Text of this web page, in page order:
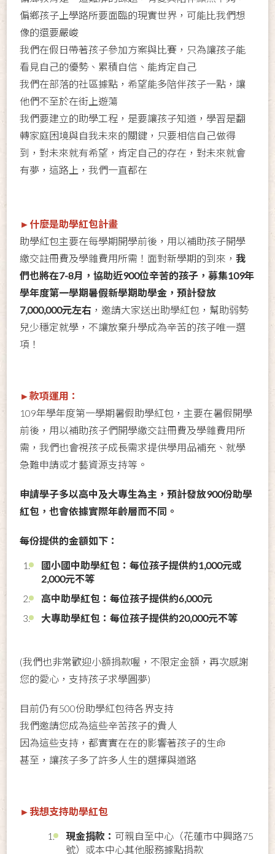
偏鄉孩子上學路所要面臨的現實世界，可能比我們想
像的還要嚴峻
我們在假日帶著孩子參加方案與比賽，只為讓孩子能
看見自己的優勢、累積自信、能肯定自己
我們在部落的社區據點，希望能多陪伴孩子一點，讓
他們不至於在街上遊蕩
我們要建立的助學工程，是要讓孩子知道，學習是翻
轉家庭困境與自我未來的關鍵，只要相信自己做得
到，對未來就有希望，肯定自己的存在，對未來就會
有夢，這路上，我們一直都在
►什麼是助學紅包計畫
助學紅包主要在每學期開學前後，用以補助孩子開學
繳交註冊費及學雜費用所需！面對新學期的到來，我
們也將在7-8月，協助近900位辛苦的孩子，募集109年
學年度第一學期暑假新學期助學金，預計發放
7,000,000元左右 ，邀請大家送出助學紅包，幫助弱勢
兒少穩定就學，不讓放棄升學成為辛苦的孩子唯一選
項！
►款項運用：
109年學年度第一學期暑假助學紅包，主要在暑假開學
前後，用以補助孩子們開學繳交註冊費及學雜費用所
需，我們也會視孩子成長需求提供學用品補充、就學
急難申請或才藝資源支持等。
申請學子多以高中及大專生為主，預計發放900份助學
紅包，也會依據實際年齡層而不同。
每份提供的金額如下：
國小國中助學紅包：每位孩子提供約1,000元或
2,000元不等
高中助學紅包：每位孩子提供約6,000元
大專助學紅包：每位孩子提供約20,000元不等
(我們也非常歡迎小額捐款喔，不限定金額，再次感謝
您的愛心，支持孩子求學圓夢)
目前仍有500份助學紅包待各界支持
我們邀請您成為這些辛苦孩子的貴人
因為這些支持，都實實在在的影響著孩子的生命
甚至，讓孩子多了許多人生的選擇與道路
►我想支持助學紅包
現金捐款： 可親自至中心（花蓮市中興路75
號）或本中心其他服務據點捐款